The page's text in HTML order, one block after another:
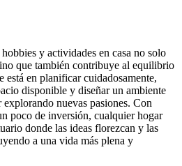
y actividades en casa no solo
que también contribuye al equilibrio
en planificar cuidadosamente,
disponible y diseñar un ambiente
nuevas pasiones. Con
poco de inversión, cualquier hogar
donde las ideas florezcan y las
a una vida más plena y